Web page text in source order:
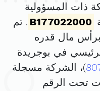
ذات المسؤولية
B177022000 . تم
في بوجريدة
)، الشركة مسجلة
تحت الرقم